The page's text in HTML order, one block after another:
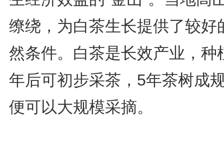
缭绕，为白茶生长提供了较好
然条件。白茶是长效产业，种
年后可初步采茶，5年茶树成
便可以大规模采摘。